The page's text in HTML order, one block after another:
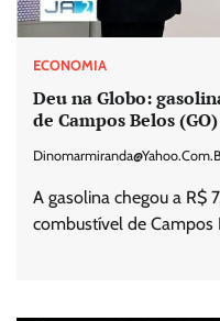
ECONOMIA
Deu na Globo:
de Campos Belos (GO)
A gasolina chegou a R$
combustível de Campos